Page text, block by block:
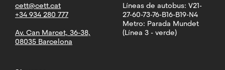
cett@cett.cat
+34 934 280 777
Av. Can Marcet, 36-38,
08035 Barcelona
Líneas de autobus: V21-
27-60-73-76-B16-B19-N4
Metro: Parada Mundet
(Línea 3 - verde)